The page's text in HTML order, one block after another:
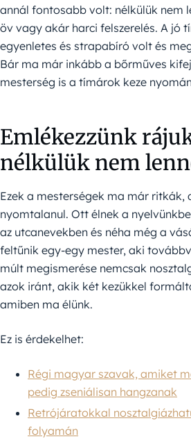
annál fontosabb volt: nélkülük nem
öv vagy akár harci felszerelés. A jó
egyenletes és strapabíró volt és
Bár ma már inkább a bőrműves
mesterség is a tímárok keze
Emlékezzünk
nélkülük nem
Ezek a mesterségek ma már ritkák,
nyomtalanul. Ott élnek a
az utcanevekben és néha még a
feltűnik egy-egy mester, aki
múlt megismerése nemcsak
azok iránt, akik két kezükkel
amiben ma élünk.
Ez is érdekelhet:
Régi magyar szavak, amiket
pedig zseniálisan hangzanak
Retrójáratokkal
folyamán